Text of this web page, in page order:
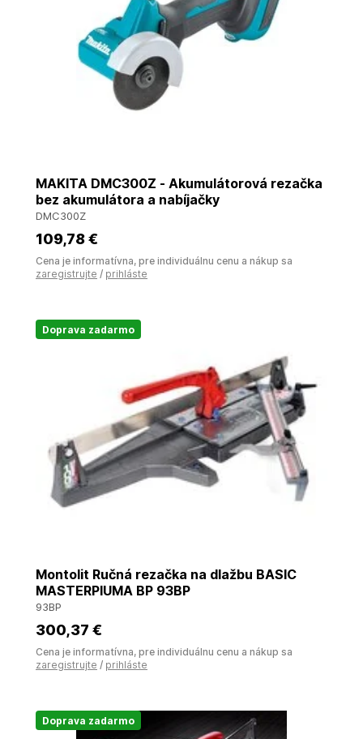
MAKITA DMC300Z - Akumulátorová rezačka
bez akumulátora a nabíjačky
DMC300Z
109,78 €
Cena je informatívna, pre individuálnu cenu a nákup sa
zaregistrujte / prihláste
Doprava zadarmo
Montolit Ručná rezačka na dlažbu BASIC
MASTERPIUMA BP 93BP
93BP
300,37 €
Cena je informatívna, pre individuálnu cenu a nákup sa
zaregistrujte / prihláste
Doprava zadarmo